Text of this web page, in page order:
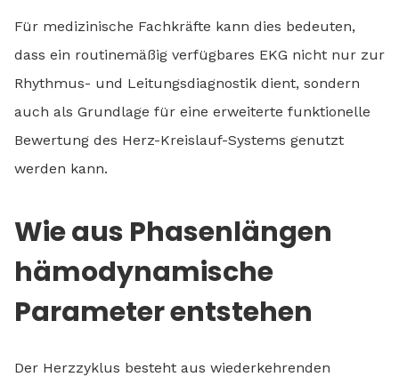
Für medizinische Fachkräfte kann dies bedeuten,
dass ein routinemäßig verfügbares EKG nicht nur zur
Rhythmus- und Leitungsdiagnostik dient, sondern
auch als Grundlage für eine erweiterte funktionelle
Bewertung des Herz-Kreislauf-Systems genutzt
werden kann.
Wie aus Phasenlängen
hämodynamische
Parameter entstehen
Der Herzzyklus besteht aus wiederkehrenden